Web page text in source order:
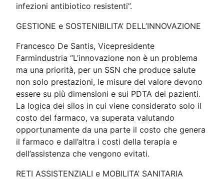
infezioni antibiotico resistenti”.
GESTIONE e SOSTENIBILITA’ DELL’INNOVAZIONE
Francesco De Santis, Vicepresidente
Farmindustria “L’innovazione non è un problema
ma una priorità, per un SSN che produce salute
non solo prestazioni, le misure del valore devono
essere su più dimensioni e sui PDTA dei pazienti.
La logica dei silos in cui viene considerato solo il
costo del farmaco, va superata valutando
opportunamente da una parte il costo che genera
il farmaco e dall’altra i costi della terapia e
dell’assistenza che vengono evitati.
RETI ASSISTENZIALI e MOBILITA’ SANITARIA